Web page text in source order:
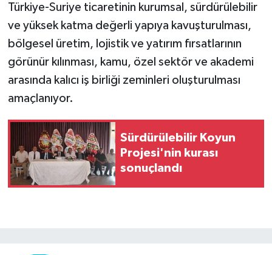
Türkiye-Suriye ticaretinin kurumsal, sürdürülebilir
ve yüksek katma değerli yapıya kavuşturulması,
bölgesel üretim, lojistik ve yatırım fırsatlarının
görünür kılınması, kamu, özel sektör ve akademi
arasında kalıcı iş birliği zeminleri oluşturulması
amaçlanıyor.
Sürdürülebilir Koyun
Projesi'nin kurası
sonuçlandı